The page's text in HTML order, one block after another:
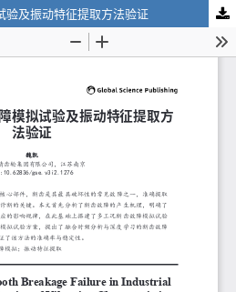
验及振动特征提取方法验证